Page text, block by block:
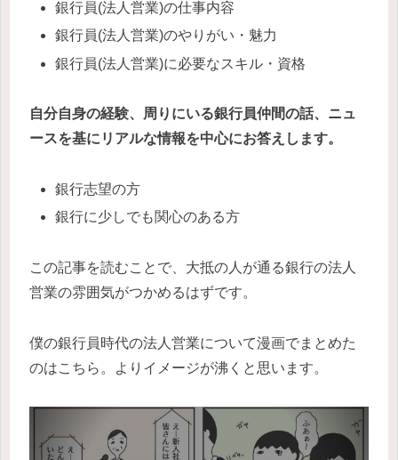
銀行員(法人営業)の仕事内容
銀行員(法人営業)のやりがい・魅力
銀行員(法人営業)に必要なスキル・資格
自分自身の経験、周りにいる銀行員仲間の話、ニュ
ースを基にリアルな情報を中心にお答えします。
銀行志望の方
銀行に少しでも関心のある方
この記事を読むことで、大抵の人が通る銀行の法人
営業の雰囲気がつかめるはずです。
僕の銀行員時代の法人営業について漫画でまとめた
のはこちら。よりイメージが沸くと思います。